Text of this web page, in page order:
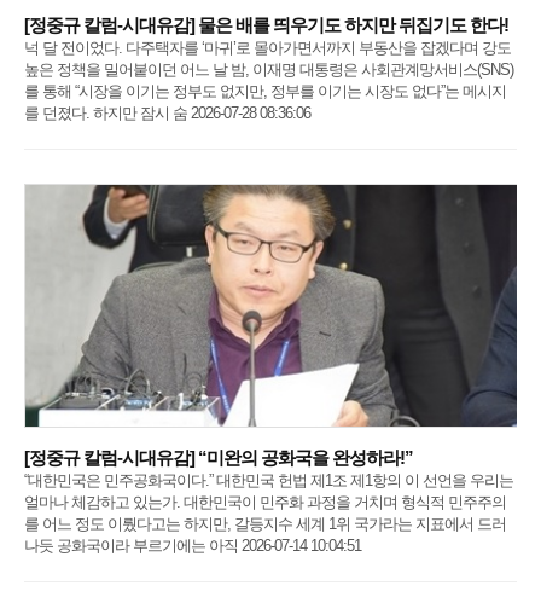
[정중규 칼럼-시대유감] 물은 배를 띄우기도 하지만 뒤집기도 한다!
넉 달 전이었다. 다주택자를 ‘마귀’로 몰아가면서까지 부동산을 잡겠다며 강도
높은 정책을 밀어붙이던 어느 날 밤, 이재명 대통령은 사회관계망서비스(SNS)
를 통해 “시장을 이기는 정부도 없지만, 정부를 이기는 시장도 없다”는 메시지
를 던졌다. 하지만 잠시 숨 2026-07-28 08:36:06
[정중규 칼럼-시대유감] “미완의 공화국을 완성하라!”
“대한민국은 민주공화국이다.” 대한민국 헌법 제1조 제1항의 이 선언을 우리는
얼마나 체감하고 있는가. 대한민국이 민주화 과정을 거치며 형식적 민주주의
를 어느 정도 이뤘다고는 하지만, 갈등지수 세계 1위 국가라는 지표에서 드러
나듯 공화국이라 부르기에는 아직 2026-07-14 10:04:51